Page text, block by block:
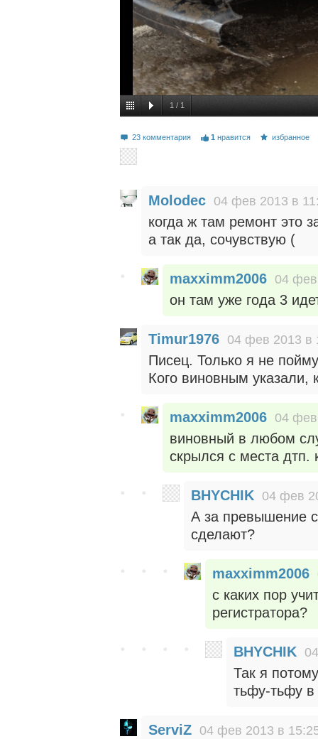
1 / 1
23 комментария 1 нравится избранное
Molodec 04 фев 2013 в
когда ж там ремонт это
а так да, сочувствую (
maxximm2006 04
он там уже года 3
Timur1976 04 фев 2013 в
Писец. Только я не
Кого виновным указали,
maxximm2006 04
виновный в любом
скрылся с места дтп.
BHYCHIK 04 фев
А за превышение
сделают?
maxximm2006
с каких пор
регистратора?
BHYCHIK
Так я
тьфу-тьфу в
ServiZ 04 фев 2013 в